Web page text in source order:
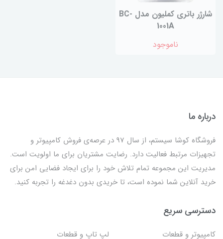
شارژر باتری کملیون مدل BC-
1001A
ناموجود
درباره ما
فروشگاه کوشا سیستم، از سال 97 در عرصه‌ی فروش کامپیوتر و
تجهیزات مرتبط فعالیت دارد. رضایت مشتریان برای ما اولویت است.
مدیریت این مجموعه تمام تلاش خود را برای ایجاد فضایی امن برای
خرید آنلاین شما نموده است، تا خریدی بدون دغدغه را تجربه کنید.
دسترسی سریع
کامپیوتر و قطعات لپ تاپ و قطعات